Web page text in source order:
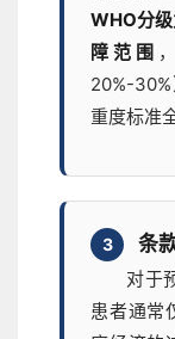
WHO分
障范围
20%-
重度标准
3 条
对于
患者通常